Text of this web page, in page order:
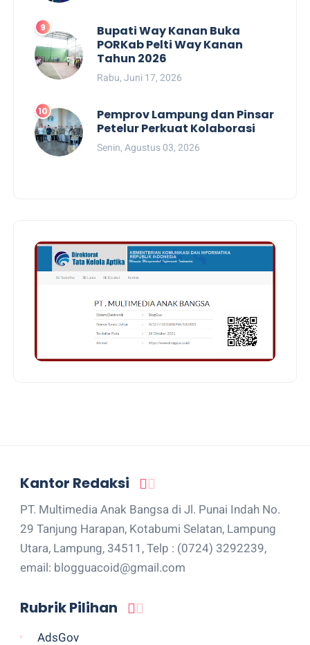
Bupati Way Kanan Buka
PORKab Pelti Way Kanan
Tahun 2026
Rabu, Juni 17, 2026
Pemprov Lampung dan Pinsar
Petelur Perkuat Kolaborasi
Senin, Agustus 03, 2026
Kantor Redaksi
PT. Multimedia Anak Bangsa di Jl. Punai Indah No.
29 Tanjung Harapan, Kotabumi Selatan, Lampung
Utara, Lampung, 34511, Telp : (0724) 3292239,
email: blogguacoid@gmail.com
Rubrik Pilihan
AdsGov